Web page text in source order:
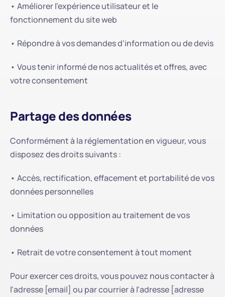
• Améliorer l'expérience utilisateur et le
fonctionnement du site web
• Répondre à vos demandes d'information ou de devis
• Vous tenir informé de nos actualités et offres, avec
votre consentement
Partage des données
Conformément à la réglementation en vigueur, vous
disposez des droits suivants :
• Accès, rectification, effacement et portabilité de vos
données personnelles
• Limitation ou opposition au traitement de vos
données
• Retrait de votre consentement à tout moment
Pour exercer ces droits, vous pouvez nous contacter à
l'adresse [email] ou par courrier à l'adresse [adresse